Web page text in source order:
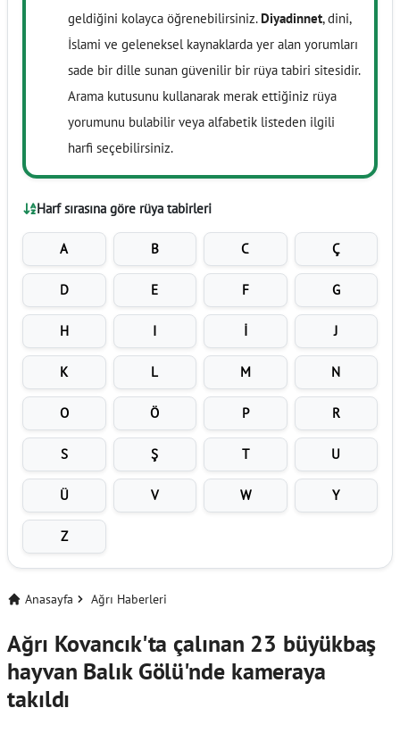
geldiğini kolayca öğrenebilirsiniz. Diyadinnet, dini,
İslami ve geleneksel kaynaklarda yer alan yorumları
sade bir dille sunan güvenilir bir rüya tabiri sitesidir.
Arama kutusunu kullanarak merak ettiğiniz rüya
yorumunu bulabilir veya alfabetik listeden ilgili
harfi seçebilirsiniz.
Harf sırasına göre rüya tabirleri
A B C Ç
D E F G
H I İ J
K L M N
O Ö P R
S Ş T U
Ü V W Y
Z
Anasayfa Ağrı Haberleri
Ağrı Kovancık'ta çalınan 23 büyükbaş
hayvan Balık Gölü'nde kameraya
takıldı